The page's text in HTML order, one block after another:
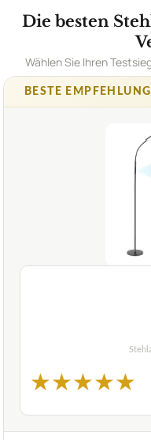
Die besten
Wählen Sie Ihren
BESTE EMPFEHLUNG
★★★★★